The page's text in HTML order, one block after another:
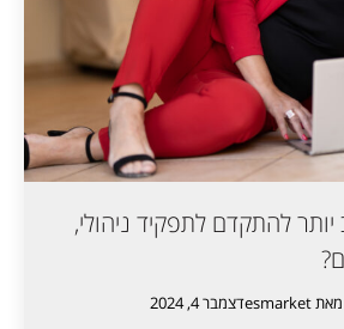
יותר להתקדם לתפקיד ניהולי,
מאתesmarketדצמבר 4, 2024